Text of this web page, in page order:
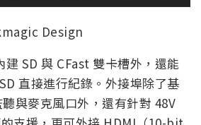
Design
SD 與 CFast 雙卡槽外，還能
直接進行紀錄。外接埠除了基
與麥克風口外，還有針對 48V